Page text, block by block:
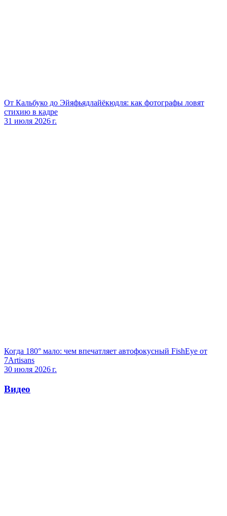
От Кальбуко до Эйяфьядлайёкюдля: как фотографы ловят
стихию в кадре
31 июля 2026 г.
Когда 180° мало: чем впечатляет автофокусный FishEye от
7Artisans
30 июля 2026 г.
Видео